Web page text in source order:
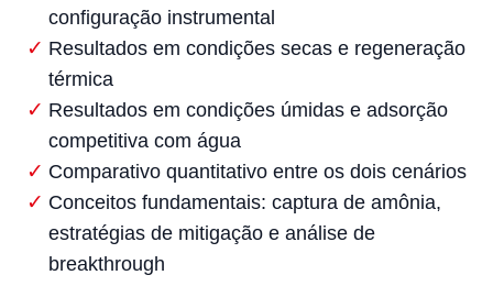
configuração instrumental
Resultados em condições secas e regeneração
térmica
Resultados em condições úmidas e adsorção
competitiva com água
Comparativo quantitativo entre os dois cenários
Conceitos fundamentais: captura de amônia,
estratégias de mitigação e análise de
breakthrough